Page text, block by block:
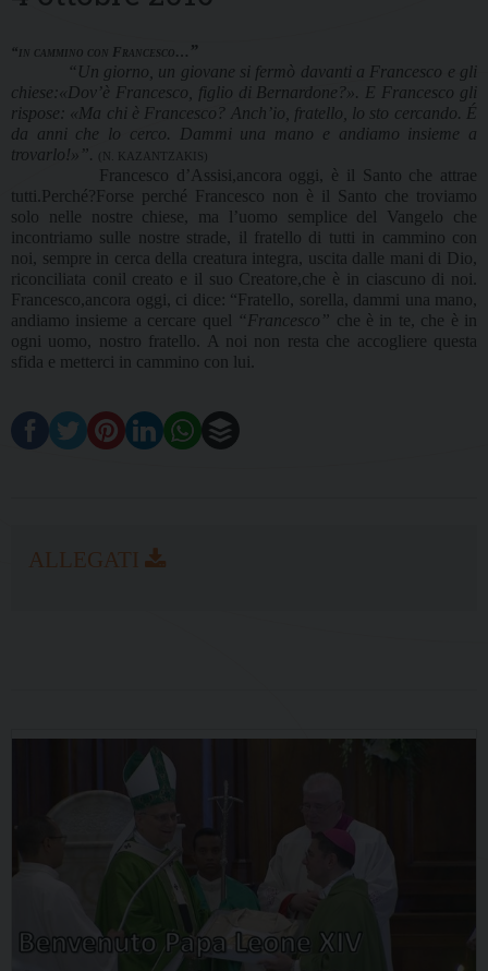
“in cammino con Francesco… ”
“Un giorno, un giovane si fermò davanti a Francesco e gli
chiese:«Dov’è Francesco, figlio di Bernardone?». E Francesco gli
rispose: «Ma chi è Francesco ? Anch’io, fratello, lo sto cercando. É
da anni che lo cerco. Dammi una mano e andiamo insieme a
trovarlo!»”.
(N. KAZANTZAKIS)
Francesco d’Assisi,ancora oggi, è il Santo che attrae
tutti.Perché?Forse perché Francesco non è il Santo che troviamo
solo nelle nostre chiese, ma l’uomo semplice del Vangelo che
incontriamo sulle nostre strade, il fratello di tutti in cammino con
noi, sempre in cerca della creatura integra, uscita dalle mani di Dio,
riconciliata conil creato e il suo Creatore,che è in ciascuno di noi.
Francesco,ancora oggi, ci dice: “Fratello, sorella, dammi una mano,
andiamo insieme a cercare quel “Francesco” che è in te, che è in
ogni uomo, nostro fratello. A noi non resta che accogliere questa
sfida e metterci in cammino con lui.